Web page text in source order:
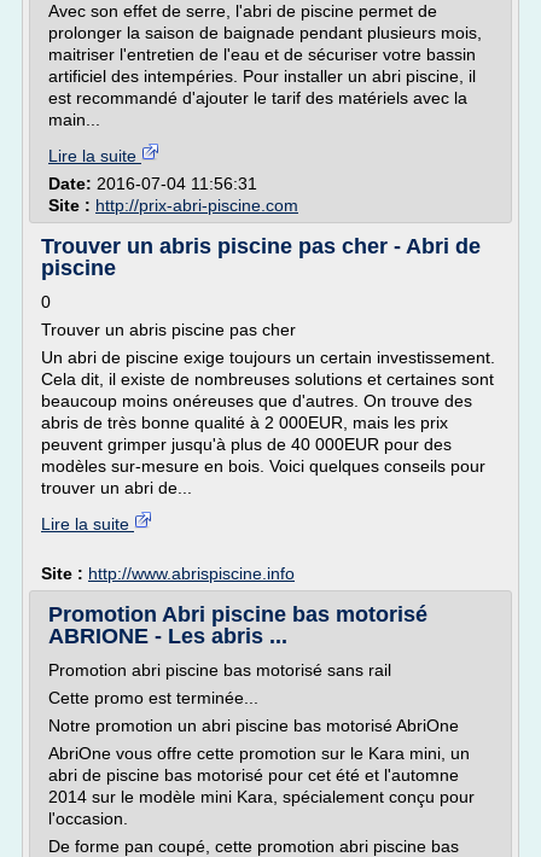
Avec son effet de serre, l'abri de piscine permet de
prolonger la saison de baignade pendant plusieurs mois,
maitriser l'entretien de l'eau et de sécuriser votre bassin
artificiel des intempéries. Pour installer un abri piscine, il
est recommandé d'ajouter le tarif des matériels avec la
main...
Lire la suite
Date: 2016-07-04 11:56:31
Site : http://prix-abri-piscine.com
Trouver un abris piscine pas cher - Abri de
piscine
0
Trouver un abris piscine pas cher
Un abri de piscine exige toujours un certain investissement.
Cela dit, il existe de nombreuses solutions et certaines sont
beaucoup moins onéreuses que d'autres. On trouve des
abris de très bonne qualité à 2 000EUR, mais les prix
peuvent grimper jusqu'à plus de 40 000EUR pour des
modèles sur-mesure en bois. Voici quelques conseils pour
trouver un abri de...
Lire la suite
Site : http://www.abrispiscine.info
Promotion Abri piscine bas motorisé
ABRIONE - Les abris ...
Promotion abri piscine bas motorisé sans rail
Cette promo est terminée...
Notre promotion un abri piscine bas motorisé AbriOne
AbriOne vous offre cette promotion sur le Kara mini, un
abri de piscine bas motorisé pour cet été et l'automne
2014 sur le modèle mini Kara, spécialement conçu pour
l'occasion.
De forme pan coupé, cette promotion abri piscine bas